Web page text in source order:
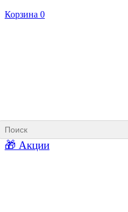
Ковши для
Корзина 0
🎁 Акции